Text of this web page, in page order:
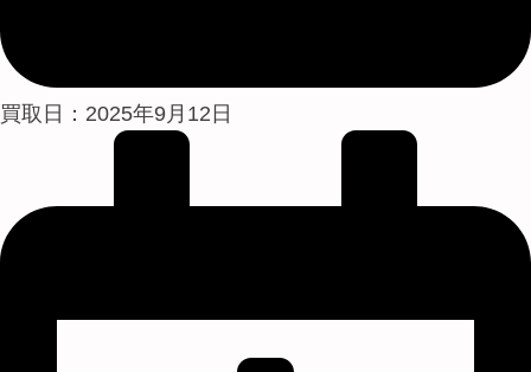
買取日：2025年9月12日